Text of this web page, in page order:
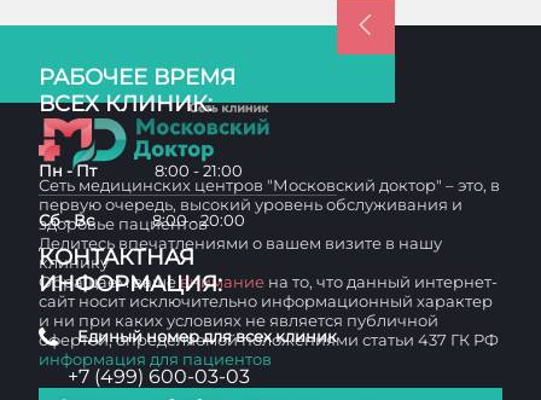
РАБОЧЕЕ ВРЕМЯ
ВСЕХ КЛИНИК:
Пн - Пт 8:00 - 21:00
Сб - Вс 8:00 - 20:00
КОНТАКТНАЯ
ИНФОРМАЦИЯ:
Единый номер для всех клиник
+7 (499) 600-03-03
Сеть медицинских центров "Московский доктор" – это, в
первую очередь, высокий уровень обслуживания и
здоровье пациентов
Делитесь впечатлениями о вашем визите в нашу
клинику
Обращаем вашевнимание на то, что данный интернет-
сайт носит исключительно информационный характер
и ни при каких условиях не является публичной
офертой, определяемой положениями статьи 437 ГК РФ
информация для пациентов